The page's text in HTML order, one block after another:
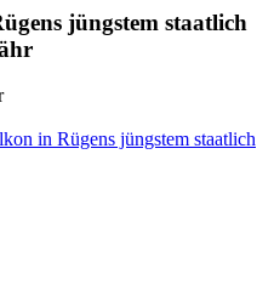
jüngstem staatlich
in Rügens jüngstem staatlich